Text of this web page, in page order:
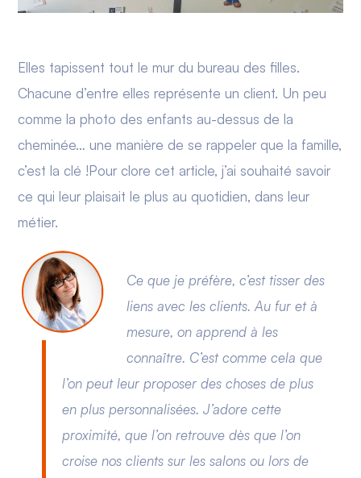
Elles tapissent tout le mur du bureau des filles.
Chacune d’entre elles représente un client. Un peu
comme la photo des enfants au-dessus de la
cheminée… une manière de se rappeler que la famille,
c’est la clé !Pour clore cet article, j’ai souhaité savoir
ce qui leur plaisait le plus au quotidien, dans leur
métier.
Ce que je préfère, c’est tisser des
liens avec les clients. Au fur et à
mesure, on apprend à les
connaître. C’est comme cela que
l’on peut leur proposer des choses de plus
en plus personnalisées. J’adore cette
proximité, que l’on retrouve dès que l’on
croise nos clients sur les salons ou lors de